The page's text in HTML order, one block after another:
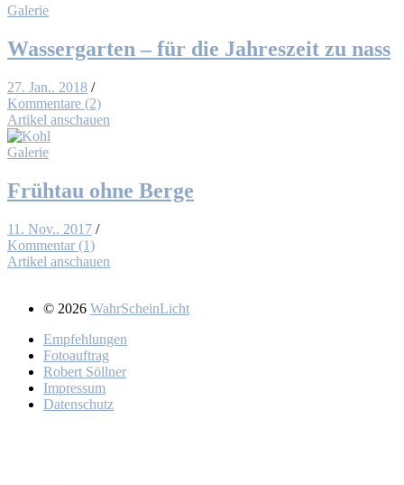
Galerie
Was­ser­gar­ten – für die Jah­res­zeit zu nass
27. Jan.. 2018 /
Kommentare (2)
Artikel anschauen
Galerie
Früh­tau oh­ne Ber­ge
11. Nov.. 2017 /
Kommentar (1)
Artikel anschauen
© 2026 WahrScheinLicht
Emp­feh­lun­gen
Fo­to­auf­trag
Ro­bert Söll­ner
Im­pres­sum
Da­ten­schutz